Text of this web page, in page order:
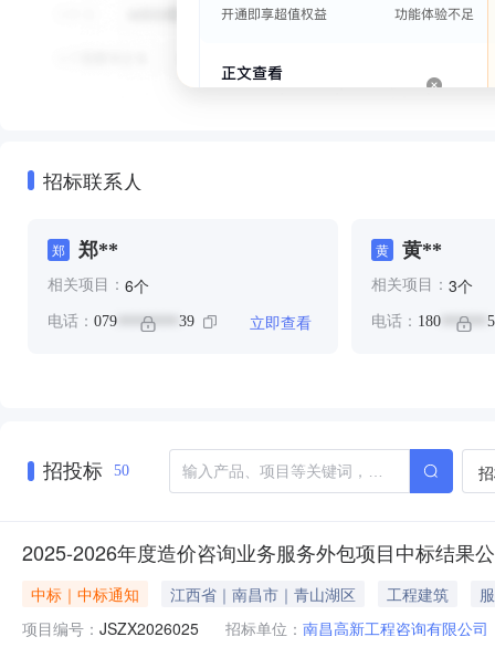
招标联系人
郑 郑**
相关项目： 6个
电话： 079 ******** 39 立即查看
黄 黄**
相关项目： 3个
电话： 180******
招投标 50
2025-2026年度造价咨询业务服务外包项目中标结果
中标｜中标通知 江西省｜南昌市｜青山湖区 工程建筑
项目编号： JSZX2026025 招标单位： 南昌高新工程咨询有限公司